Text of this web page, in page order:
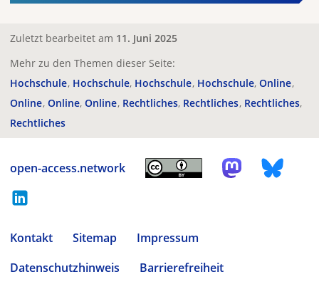
Zuletzt bearbeitet am 11. Juni 2025
Mehr zu den Themen dieser Seite:
Hochschule Hochschule Hochschule Hochschule Online
Online Online Online Rechtliches Rechtliches Rechtliches
Rechtliches
open-access.network
Kontakt Sitemap
Impressum
Datenschutzhinweis
Barrierefreiheit